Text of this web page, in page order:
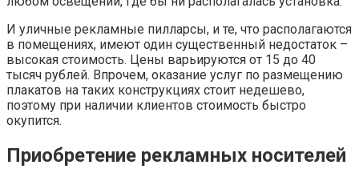
И уличные рекламные пилларсы, и те, что располагаются
в помещениях, имеют один существенный недостаток –
высокая стоимость. Цены варьируются от 15 до 40
тысяч рублей. Впрочем, оказание услуг по размещению
плакатов на таких конструкциях стоит недешево,
поэтому при наличии клиентов стоимость быстро
окупится.
Приобретение рекламных носителей